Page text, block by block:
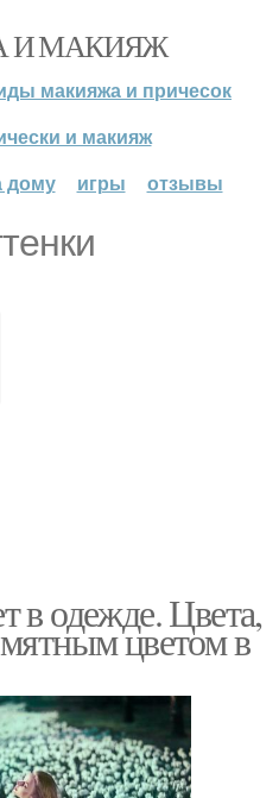
И МАКИЯЖ
макияжа и причесок
и макияж
дому
игры отзывы
в одежде. Цвета,
цветом в